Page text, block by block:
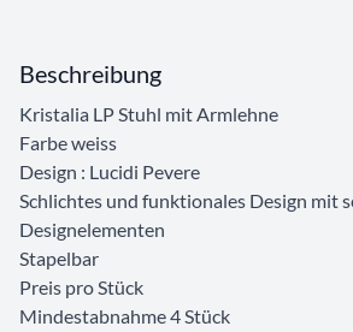
Beschreibung
Kristalia LP Stuhl mit Armlehne
Farbe weiss
Design : Lucidi Pevere
Schlichtes und funktionales Design mit
Designelementen
Stapelbar
Preis pro Stück
Mindestabnahme 4 Stück